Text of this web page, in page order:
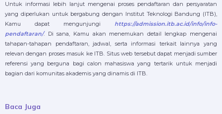
Untuk informasi lebih lanjut mengenai proses pendaftaran dan persyaratan
yang diperlukan untuk bergabung dengan Institut Teknologi Bandung (ITB),
Kamu dapat mengunjungi https://admission.itb.ac.id/info/info-
pendaftaran/. Di sana, Kamu akan menemukan detail lengkap mengenai
tahapan-tahapan pendaftaran, jadwal, serta informasi terkait lainnya yang
relevan dengan proses masuk ke ITB. Situs web tersebut dapat menjadi sumber
referensi yang berguna bagi calon mahasiswa yang tertarik untuk menjadi
bagian dari komunitas akademis yang dinamis di ITB.
Baca Juga